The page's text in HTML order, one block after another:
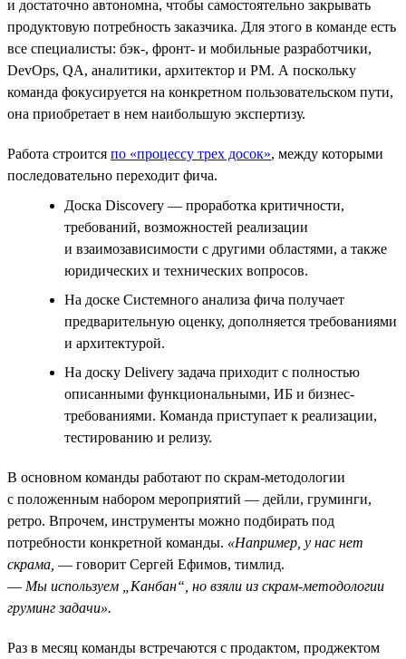
и достаточно автономна, чтобы самостоятельно закрывать
продуктовую потребность заказчика. Для этого в команде есть
все специалисты: бэк-, фронт- и мобильные разработчики,
DevOps, QA, аналитики, архитектор и PM. А поскольку
команда фокусируется на конкретном пользовательском пути,
она приобретает в нем наибольшую экспертизу.
Работа строится по «процессу трех досок», между которыми
последовательно переходит фича.
Доска Discovery — проработка критичности,
требований, возможностей реализации
и взаимозависимости с другими областями, а также
юридических и технических вопросов.
На доске Системного анализа фича получает
предварительную оценку, дополняется требованиями
и архитектурой.
На доску Delivery задача приходит с полностью
описанными функциональными, ИБ и бизнес-
требованиями. Команда приступает к реализации,
тестированию и релизу.
В основном команды работают по скрам-методологии
с положенным набором мероприятий — дейли, груминги,
ретро. Впрочем, инструменты можно подбирать под
потребности конкретной команды. «Например, у нас нет
скрама, — говорит Сергей Ефимов, тимлид.
— Мы используем „Канбан“, но взяли из скрам-методологии
груминг задачи».
Раз в месяц команды встречаются с продактом, проджектом